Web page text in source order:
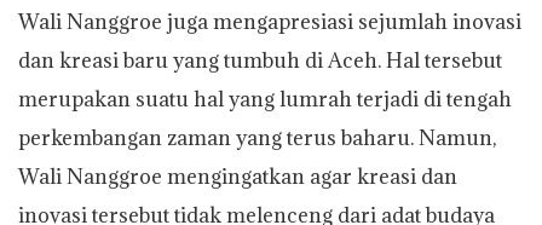
Wali Nanggroe juga mengapresiasi sejumlah inovasi
dan kreasi baru yang tumbuh di Aceh. Hal tersebut
merupakan suatu hal yang lumrah terjadi di tengah
perkembangan zaman yang terus baharu. Namun,
Wali Nanggroe mengingatkan agar kreasi dan
inovasi tersebut tidak melenceng dari adat budaya